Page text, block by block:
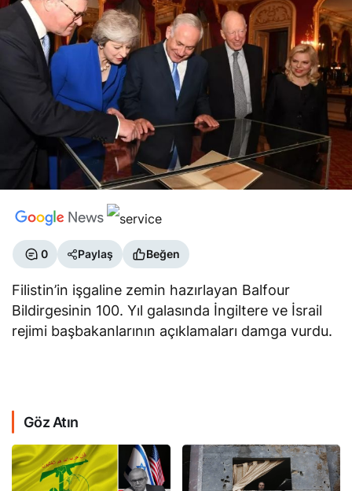
0 Paylaş Beğen
Filistin’in işgaline zemin hazırlayan Balfour
Bildirgesinin 100. Yıl galasında İngiltere ve İsrail
rejimi başbakanlarının açıklamaları damga vurdu.
Göz Atın